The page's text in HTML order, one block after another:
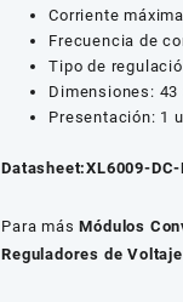
Corriente
Frecuencia de
Tipo de
Dimensiones: 43
Presentación: 1
Datasheet:XL6009-
Para másMódulos
Reguladores de Voltaje